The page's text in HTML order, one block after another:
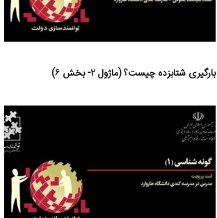
بارگیری شتابزده چیست؟ (ماژول ۲- بخش ۶)